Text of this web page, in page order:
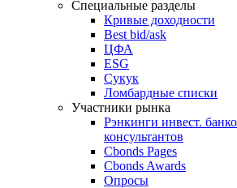
Специальные разделы
Кривые доходности
Best bid/ask
ЦФА
ESG
Сукук
Ломбардные списки
Участники рынка
Рэнкинги инвест.
консультантов
Cbonds Pages
Cbonds Awards
Опросы